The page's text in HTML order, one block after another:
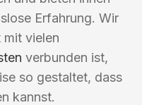
Erfahrung. Wir
vielen
verbunden ist,
so gestaltet, dass
kannst.